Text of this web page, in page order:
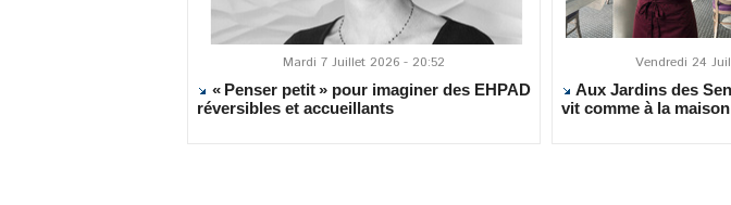
Mardi 7 Juillet 2026 - 20:52
« Penser petit » pour imaginer des EHPAD
réversibles et accueillants
Vendredi 24
Aux Jardins des
vit comme à la maison